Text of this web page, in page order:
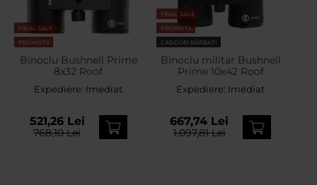
FINAL SALE
PROMOTII
Binoclu Bushnell Prime
8x32 Roof
Expediere: Imediat
521,26 Lei
768,10 Lei
FINAL SALE
PROMOTII
CADOURI BĂRBAȚI
Binoclu militar Bushnell
Prime 10x42 Roof
Expediere: Imediat
667,74 Lei
1.097,81 Lei